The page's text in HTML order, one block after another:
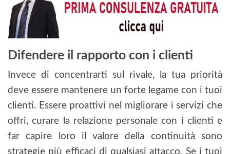
Difendere il rapporto con i clienti
Invece di concentrarti sul rivale, la tua priorità
deve essere mantenere un forte legame con i tuoi
clienti. Essere proattivi nel migliorare i servizi che
offri, curare la relazione personale con i clienti e
far capire loro il valore della continuità sono
strategie più efficaci di qualsiasi attacco. Se i tuoi